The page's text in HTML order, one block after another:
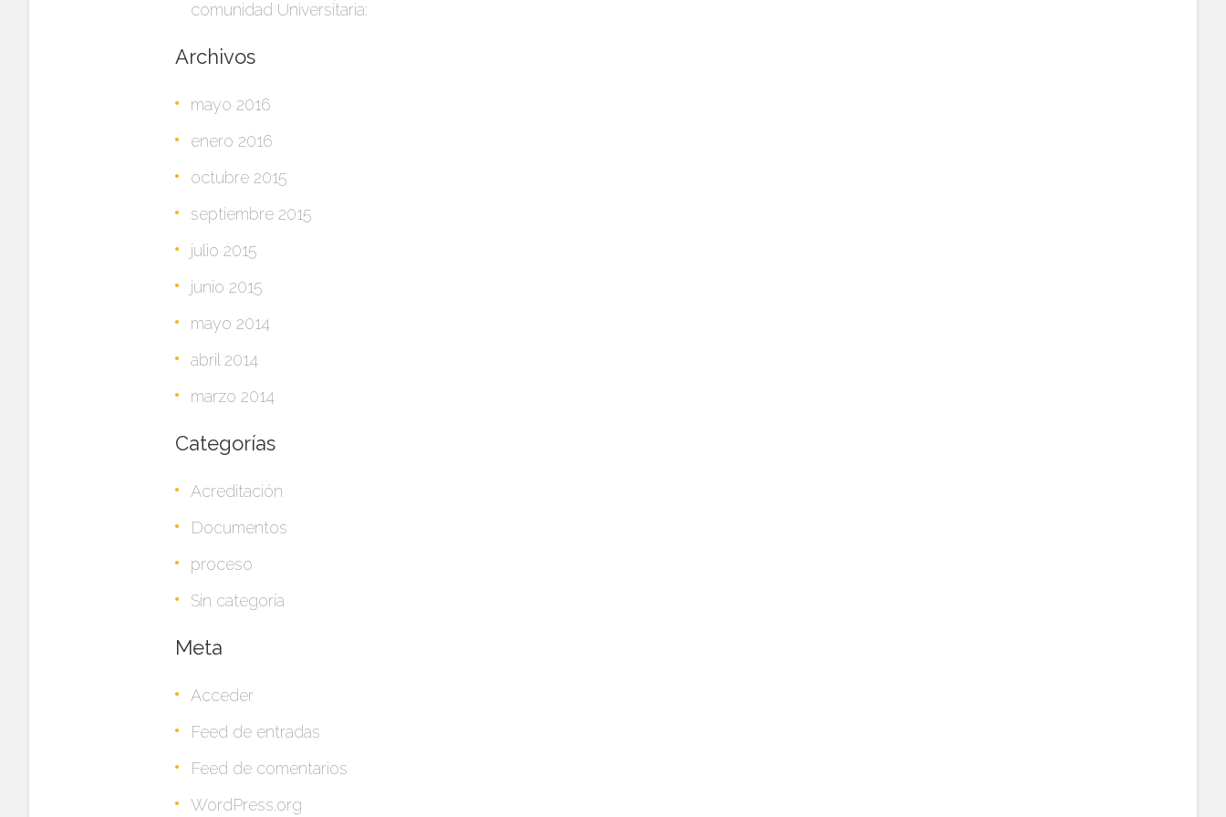
comunidad Universitaria:
Archivos
mayo 2016
enero 2016
octubre 2015
septiembre 2015
julio 2015
junio 2015
mayo 2014
abril 2014
marzo 2014
Categorías
Acreditación
Documentos
proceso
Sin categoría
Meta
Acceder
Feed de entradas
Feed de comentarios
WordPress.org